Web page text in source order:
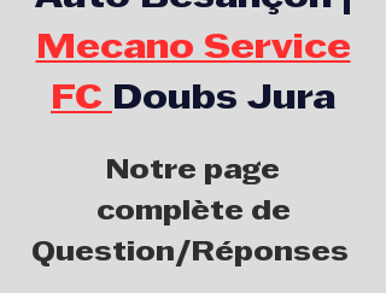
Mecano Service
FC
Doubs Jura
Notre page
complète de
Question/Réponses